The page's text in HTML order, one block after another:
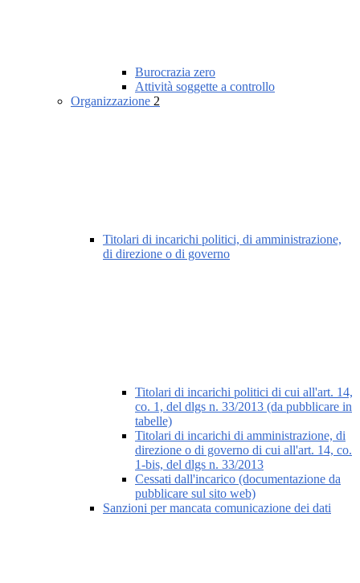
Burocrazia zero
Attività soggette a controllo
Organizzazione 2
Titolari di incarichi politici, di amministrazione,
di direzione o di governo
Titolari di incarichi politici di cui all'art. 14,
co. 1, del dlgs n. 33/2013 (da pubblicare in
tabelle)
Titolari di incarichi di amministrazione, di
direzione o di governo di cui all'art. 14, co.
1-bis, del dlgs n. 33/2013
Cessati dall'incarico (documentazione da
pubblicare sul sito web)
Sanzioni per mancata comunicazione dei dati